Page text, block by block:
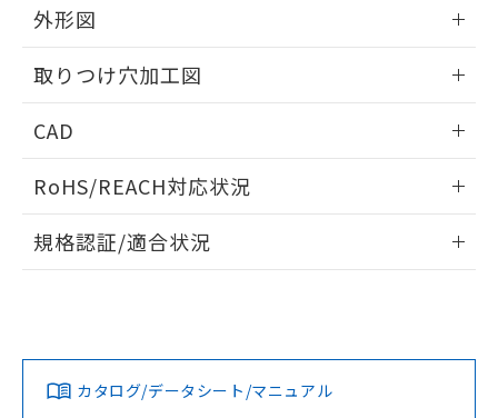
外形図
取りつけ穴加工図
CAD
ドすることができます。
ログイン/会員登録
ダウンロードデータをご利用いただく前に、以下を必ずお読
みください。
ソフトウェアの使用条件
RoHS/REACH対応状況
EU RoHS 注意事項・凡例
対応済み
規格認証/適合状況
カタログ/データシート/マニュアル
※当社の共同利用者とは、
の共同利用に関して"
の「1.共同利
とができます。
EU RoHS指令（10物質）の非含有証明書
ものではありません。
また、RoHS指令のフタル酸エステル類４
物質の対応では、対応完了までの期間は出
荷製品に未対応品が混在することから備考
欄に対応日を記載しておりました。